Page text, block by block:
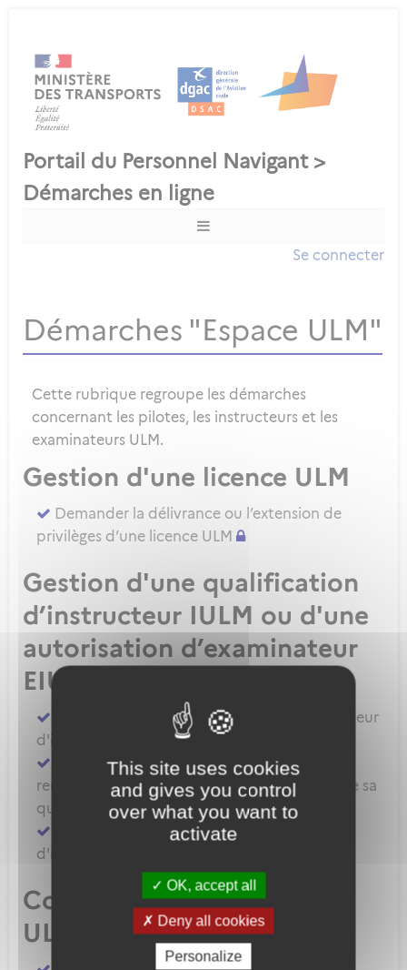
This site uses cookies
and gives you control
over what you want to
activate
OK, accept all
Deny all cookies
Personalize
Se connecter
Démarches "Espace ULM"
Cette rubrique regroupe les démarches
concernant les pilotes, les instructeurs et les
examinateurs ULM.
Gestion d'une licence ULM
Demander la délivrance ou l’extension de
privilèges d’une licence ULM
Gestion d'une qualification
d’instructeur IULM ou d'une
autorisation d’examinateur
EIULM
Attester des prérequis pour devenir formateur
d'instructeur ULM
Demander la délivrance, la prorogation, le
renouvellement ou l'extension de privilèges de sa
qualification IULM
Demander une autorisation d'examinateur
d'instructeur EIULM
Compte rendu d’épreuve
ULM